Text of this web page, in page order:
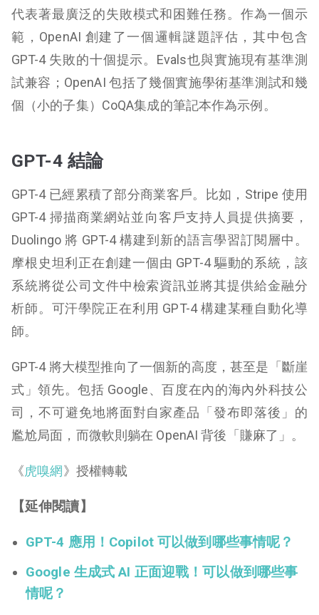
代表著最廣泛的失敗模式和困難任務。作為一個示
範，OpenAI 創建了一個邏輯謎題評估，其中包含
GPT-4 失敗的十個提示。Evals也與實施現有基準測
試兼容；OpenAI 包括了幾個實施學術基準測試和幾
個（小的子集）CoQA集成的筆記本作為示例。
GPT-4 結論
GPT-4 已經累積了部分商業客戶。比如，Stripe 使用
GPT-4 掃描商業網站並向客戶支持人員提供摘要，
Duolingo 將 GPT-4 構建到新的語言學習訂閱層中。
摩根史坦利正在創建一個由 GPT-4 驅動的系統，該
系統將從公司文件中檢索資訊並將其提供給金融分
析師。可汗學院正在利用 GPT-4 構建某種自動化導
師。
GPT-4 將大模型推向了一個新的高度，甚至是「斷崖
式」領先。包括 Google、百度在內的海內外科技公
司，不可避免地將面對自家產品「發布即落後」的
尷尬局面，而微軟則躺在 OpenAI 背後「賺麻了」。
《虎嗅網》授權轉載
【延伸閱讀】
GPT-4 應用！Copilot 可以做到哪些事情呢？
Google 生成式 AI 正面迎戰！可以做到哪些事
情呢？